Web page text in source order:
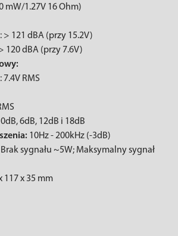
mW/1.27V 16 Ohm)
121 dBA (przy 15.2V)
120 dBA (przy 7.6V)
RMS
0dB, ​​6dB, 12dB i 18dB
10Hz - 200kHz (-3dB)
Brak sygnału ~5W; Maksymalny sygnał
117 x 35 mm